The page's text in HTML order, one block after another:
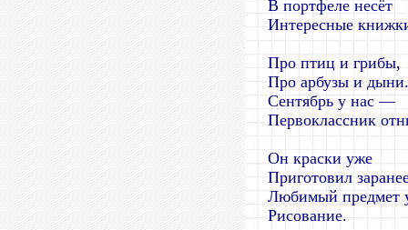
В портфеле несёт
Интересные
Про птиц и грибы,
Про арбузы и дыни.
Сентябрь у нас —
Первоклассник
Он краски уже
Приготовил
Любимый предмет
Рисование.